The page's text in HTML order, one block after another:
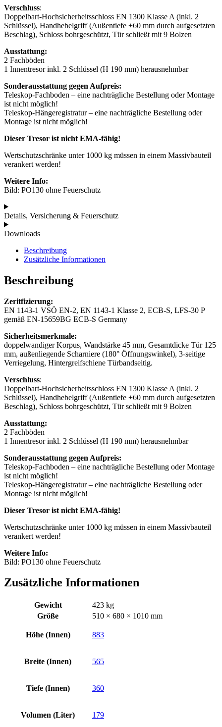
Verschluss:
Doppelbart-Hochsicherheitsschloss EN 1300 Klasse A (inkl. 2
Schlüssel), Handhebelgriff (Außentiefe +60 mm durch aufgesetzten
Beschlag), Schloss bohrgeschützt, Tür schließt mit 9 Bolzen
Ausstattung:
2 Fachböden
1 Innentresor inkl. 2 Schlüssel (H 190 mm) herausnehmbar
Sonderausstattung gegen Aufpreis:
Teleskop-Fachboden – eine nachträgliche Bestellung oder Montage
ist nicht möglich!
Teleskop-Hängeregistratur – eine nachträgliche Bestellung oder
Montage ist nicht möglich!
Dieser Tresor ist nicht EMA-fähig!
Wertschutzschränke unter 1000 kg müssen in einem Massivbauteil
verankert werden!
Weitere Info:
Bild: PO130 ohne Feuerschutz
Details, Versicherung & Feuerschutz
Downloads
Beschreibung
Zusätzliche Informationen
Beschreibung
Zeritfizierung:
EN 1143-1 VSÖ EN-2, EN 1143-1 Klasse 2, ECB-S, LFS-30 P
gemäß EN-15659BG ECB-S Germany
Sicherheitsmerkmale:
doppelwandiger Korpus, Wandstärke 45 mm, Gesamtdicke Tür 125
mm, außenliegende Scharniere (180° Öffnungswinkel), 3-seitige
Verriegelung, Hintergreifschiene Türbandseitig.
Verschluss:
Doppelbart-Hochsicherheitsschloss EN 1300 Klasse A (inkl. 2
Schlüssel), Handhebelgriff (Außentiefe +60 mm durch aufgesetzten
Beschlag), Schloss bohrgeschützt, Tür schließt mit 9 Bolzen
Ausstattung:
2 Fachböden
1 Innentresor inkl. 2 Schlüssel (H 190 mm) herausnehmbar
Sonderausstattung gegen Aufpreis:
Teleskop-Fachboden – eine nachträgliche Bestellung oder Montage
ist nicht möglich!
Teleskop-Hängeregistratur – eine nachträgliche Bestellung oder
Montage ist nicht möglich!
Dieser Tresor ist nicht EMA-fähig!
Wertschutzschränke unter 1000 kg müssen in einem Massivbauteil
verankert werden!
Weitere Info:
Bild: PO130 ohne Feuerschutz
Zusätzliche Informationen
Gewicht
423 kg
Größe
510 × 680 × 1010 mm
Höhe (Innen) 883
Breite (Innen) 565
Tiefe (Innen) 360
Volumen (Liter) 179